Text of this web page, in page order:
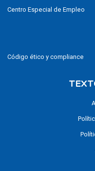
Centro Especial de Empleo
Código ético y compliance